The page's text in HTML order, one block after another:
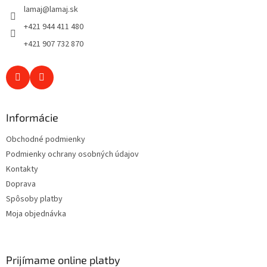
lamaj@lamaj.sk
+421 944 411 480
+421 907 732 870
Informácie
Obchodné podmienky
Podmienky ochrany osobných údajov
Kontakty
Doprava
Spôsoby platby
Moja objednávka
Prijímame online platby